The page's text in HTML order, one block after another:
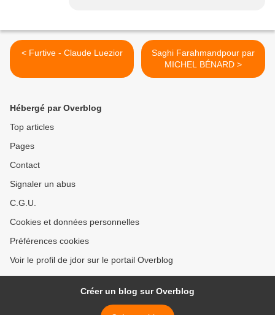
< Furtive - Claude Luezior
Saghi Farahmandpour par
MICHEL BÉNARD >
Hébergé par Overblog
Top articles
Pages
Contact
Signaler un abus
C.G.U.
Cookies et données personnelles
Préférences cookies
Voir le profil de jdor sur le portail Overblog
Créer un blog sur Overblog